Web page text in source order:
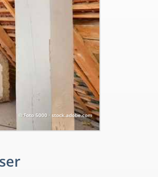
© Foto 5000 · stock.adobe.com